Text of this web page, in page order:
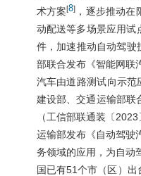
术方案[8] ，逐步推动
动配送等多场景应用试
件，加速推动自动驾
部联合发布《智能网联
汽车由道路测试向示
建设部、交通运输部联
（工信部联通装〔2023
运输部发布《自动驾驶
务领域的应用，为自动
国已有51个市（区）